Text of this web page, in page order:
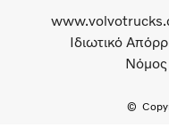
Ιδιωτικό
Νόμος